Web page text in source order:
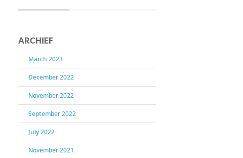
ARCHIEF
March 2023
December 2022
November 2022
September 2022
July 2022
November 2021